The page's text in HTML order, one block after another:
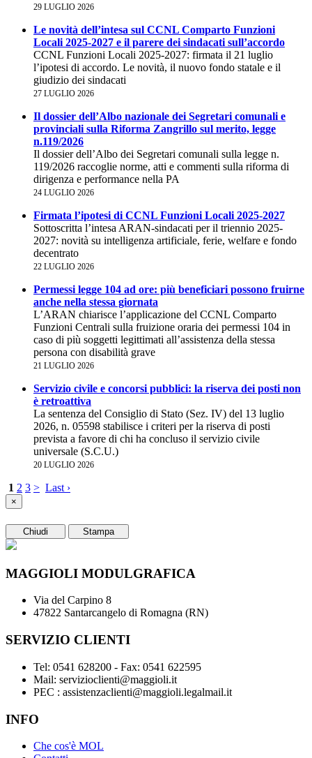
29 LUGLIO 2026
Le novità dell’intesa sul CCNL Comparto Funzioni
Locali 2025-2027 e il parere dei sindacati sull’accordo
CCNL Funzioni Locali 2025-2027: firmata il 21 luglio
l’ipotesi di accordo. Le novità, il nuovo fondo statale e il
giudizio dei sindacati
27 LUGLIO 2026
Il dossier dell’Albo nazionale dei Segretari comunali e
provinciali sulla Riforma Zangrillo sul merito, legge
n.119/2026
Il dossier dell’Albo dei Segretari comunali sulla legge n.
119/2026 raccoglie norme, atti e commenti sulla riforma di
dirigenza e performance nella PA
24 LUGLIO 2026
Firmata l’ipotesi di CCNL Funzioni Locali 2025-2027
Sottoscritta l’intesa ARAN-sindacati per il triennio 2025-
2027: novità su intelligenza artificiale, ferie, welfare e fondo
decentrato
22 LUGLIO 2026
Permessi legge 104 ad ore: più beneficiari possono fruirne
anche nella stessa giornata
L’ARAN chiarisce l’applicazione del CCNL Comparto
Funzioni Centrali sulla fruizione oraria dei permessi 104 in
caso di più soggetti legittimati all’assistenza della stessa
persona con disabilità grave
21 LUGLIO 2026
Servizio civile e concorsi pubblici: la riserva dei posti non
è retroattiva
La sentenza del Consiglio di Stato (Sez. IV) del 13 luglio
2026, n. 05598 stabilisce i criteri per la riserva di posti
prevista a favore di chi ha concluso il servizio civile
universale (S.C.U.)
20 LUGLIO 2026
1 2 3 > Last ›
×
Chiudi Stampa
MAGGIOLI MODULGRAFICA
Via del Carpino 8
47822 Santarcangelo di Romagna (RN)
SERVIZIO CLIENTI
Tel: 0541 628200 - Fax: 0541 622595
Mail: servizioclienti@maggioli.it
PEC : assistenzaclienti@maggioli.legalmail.it
INFO
Che cos'è MOL